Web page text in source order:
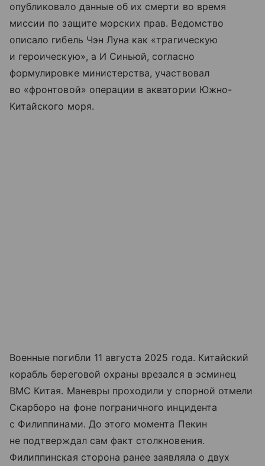
опубликовало данные об их смерти во время
миссии по защите морских прав. Ведомство
описало гибель Чэн Луна как «трагическую
и героическую», а И Синьюй, согласно
формулировке министерства, участвовал
во «фронтовой» операции в акватории Южно-
Китайского моря.
Военные погибли 11 августа 2025 года. Китайский
корабль береговой охраны врезался в эсминец
ВМС Китая. Маневры проходили у спорной отмели
Скарборо на фоне пограничного инцидента
с Филиппинами. До этого момента Пекин
не подтверждал сам факт столкновения.
Филиппинская сторона ранее заявляла о двух